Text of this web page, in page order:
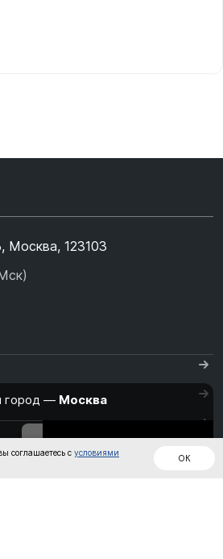
Куртки Шлемы
Москва, 123103
город — Москва
ОК
соглашаетесь с условиями